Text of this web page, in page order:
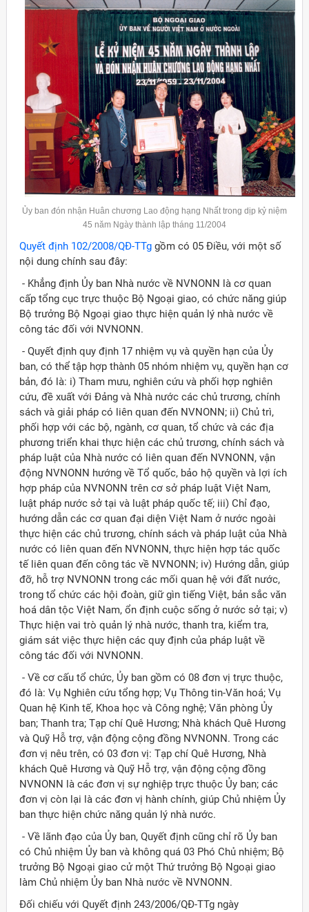
Ủy ban đón nhận Huân chương Lao động hạng Nhất trong dịp kỷ niệm
45 năm Ngày thành lập tháng 11/2004
Quyết định 102/2008/QĐ-TTg gồm có 05 Điều, với một số
nội dung chính sau đây:
- Khẳng định Ủy ban Nhà nước về NVNONN là cơ quan
cấp tổng cục trực thuộc Bộ Ngoại giao, có chức năng giúp
Bộ trưởng Bộ Ngoại giao thực hiện quản lý nhà nước về
công tác đối với NVNONN.
- Quyết định quy định 17 nhiệm vụ và quyền hạn của Ủy
ban, có thể tập hợp thành 05 nhóm nhiệm vụ, quyền hạn cơ
bản, đó là: i) Tham mưu, nghiên cứu và phối hợp nghiên
cứu, đề xuất với Đảng và Nhà nước các chủ trương, chính
sách và giải pháp có liên quan đến NVNONN; ii) Chủ trì,
phối hợp với các bộ, ngành, cơ quan, tổ chức và các địa
phương triển khai thực hiện các chủ trương, chính sách và
pháp luật của Nhà nước có liên quan đến NVNONN, vận
động NVNONN hướng về Tổ quốc, bảo hộ quyền và lợi ích
hợp pháp của NVNONN trên cơ sở pháp luật Việt Nam,
luật pháp nước sở tại và luật pháp quốc tế; iii) Chỉ đạo,
hướng dẫn các cơ quan đại diện Việt Nam ở nước ngoài
thực hiện các chủ trương, chính sách và pháp luật của Nhà
nước có liên quan đến NVNONN, thực hiện hợp tác quốc
tế liên quan đến công tác về NVNONN; iv) Hướng dẫn, giúp
đỡ, hỗ trợ NVNONN trong các mối quan hệ với đất nước,
trong tổ chức các hội đoàn, giữ gìn tiếng Việt, bản sắc văn
hoá dân tộc Việt Nam, ổn định cuộc sống ở nước sở tại; v)
Thực hiện vai trò quản lý nhà nước, thanh tra, kiểm tra,
giám sát việc thực hiện các quy định của pháp luật về
công tác đối với NVNONN.
- Về cơ cấu tổ chức, Ủy ban gồm có 08 đơn vị trực thuộc,
đó là: Vụ Nghiên cứu tổng hợp; Vụ Thông tin-Văn hoá; Vụ
Quan hệ Kinh tế, Khoa học và Công nghệ; Văn phòng Ủy
ban; Thanh tra; Tạp chí Quê Hương; Nhà khách Quê Hương
và Quỹ Hỗ trợ, vận động cộng đồng NVNONN. Trong các
đơn vị nêu trên, có 03 đơn vị: Tạp chí Quê Hương, Nhà
khách Quê Hương và Quỹ Hỗ trợ, vận động cộng đồng
NVNONN là các đơn vị sự nghiệp trực thuộc Ủy ban; các
đơn vị còn lại là các đơn vị hành chính, giúp Chủ nhiệm Ủy
ban thực hiện chức năng quản lý nhà nước.
- Về lãnh đạo của Ủy ban, Quyết định cũng chỉ rõ Ủy ban
có Chủ nhiệm Ủy ban và không quá 03 Phó Chủ nhiệm; Bộ
trưởng Bộ Ngoại giao cử một Thứ trưởng Bộ Ngoại giao
làm Chủ nhiệm Ủy ban Nhà nước về NVNONN.
Đối chiếu với Quyết định 243/2006/QĐ-TTg ngày